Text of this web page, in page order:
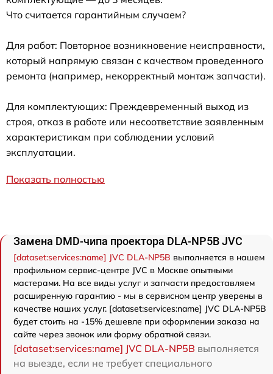
Что считается гарантийным случаем?
Для работ: Повторное возникновение неисправности,
который напрямую связан с качеством проведенного
ремонта (например, некорректный монтаж запчасти).
Для комплектующих: Преждевременный выход из
строя, отказ в работе или несоответствие заявленным
характеристикам при соблюдении условий
эксплуатации.
Показать полностью
Замена DMD-чипа проектора DLA-NP5B JVC
[dataset:services:name] JVC DLA-NP5B выполняется в нашем
профильном сервис-центре JVC в Москве опытными
мастерами. На все виды услуг и запчасти предоставляем
расширенную гарантию - мы в сервисном центр уверены в
качестве наших услуг. [dataset:services:name] JVC DLA-NP5B
будет стоить на -15% дешевле при оформлении заказа на
сайте через звонок или форму обратной связи.
[dataset:services:name] JVC DLA-NP5B выполняется
на выезде, если не требует специального